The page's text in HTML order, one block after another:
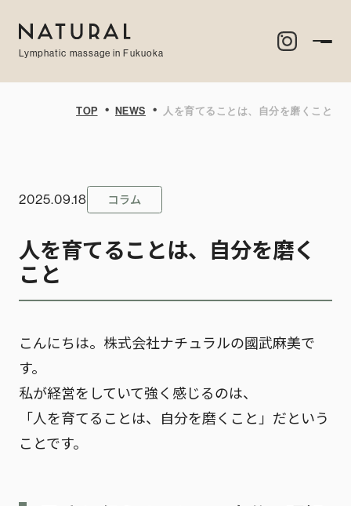
Lymphatic massage in Fukuoka
TOP・NEWS・人を育てることは、自分を磨くこと
2025.09.18 コラム
人を育てることは、自分を磨く
こと
こんにちは。株式会社ナチュラルの國武麻美で
す。
私が経営をしていて強く感じるのは、
「人を育てることは、自分を磨くこと」 だという
ことです。